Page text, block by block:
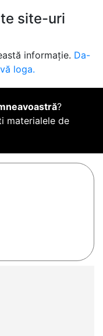
site-uri
informație. Da-
loga.
?
materialele de